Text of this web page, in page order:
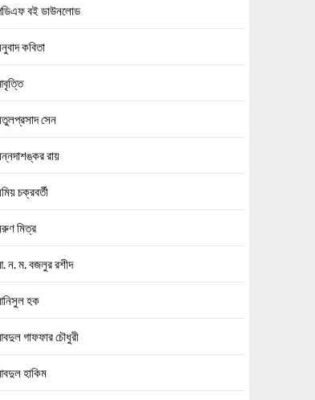
বই ডাউনলোড
কবিতা
সেন
রায়
চক্রবর্তী
মিত্র
ন. ম. বজলুর রশীদ
হক
গাফফার চৌধুরী
হাকিম